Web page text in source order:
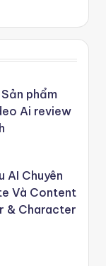
phẩm
Ai review
AI Chuyên
Và Content
& Character